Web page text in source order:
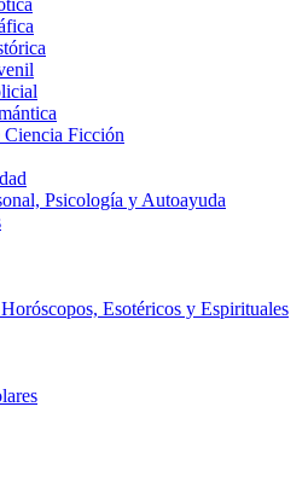
Ficción
Psicología y Autoayuda
Esotéricos y Espirituales